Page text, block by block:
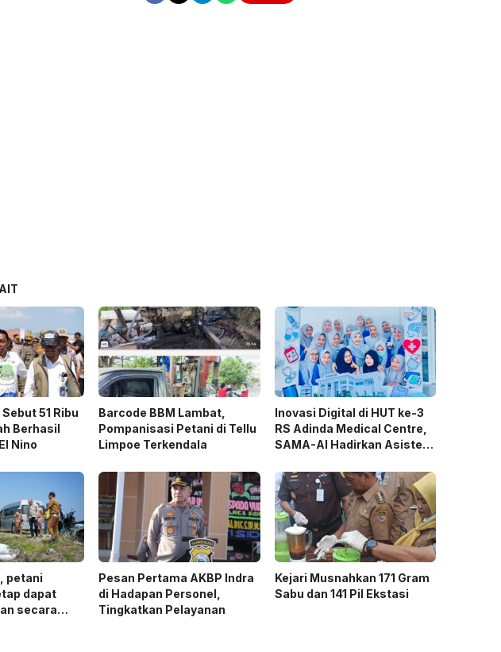
51 Ribu
Berhasil
Nino
Barcode BBM Lambat,
Pompanisasi Petani di Tellu
Limpoe Terkendala
Inovasi Digital di HUT ke-3
RS Adinda Medical Centre,
SAMA-AI Hadirkan Asisten
petani
dapat
secara
Pesan Pertama AKBP Indra
di Hadapan Personel,
Tingkatkan Pelayanan
Kejari Musnahkan 171 Gram
Sabu dan 141 Pil Ekstasi